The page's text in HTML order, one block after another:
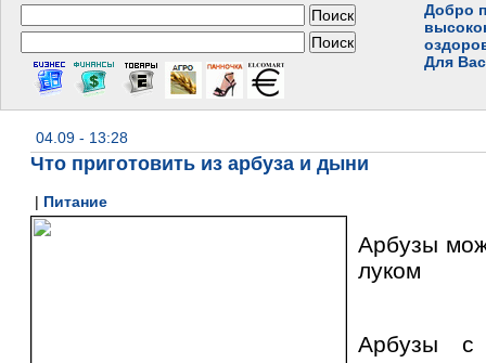
Добро
Для
04.09 - 13:28
Что приготовить из арбуза и дыни
| Питание
Арбузы
луком
Арбузы